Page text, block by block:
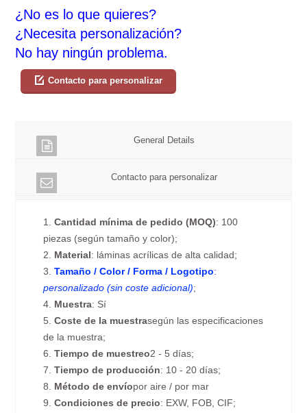
¿No es lo que quieres?
¿Necesita personalización?
No hay ningún problema.
Contacto para personalizar
General Details
Contacto para personalizar
1.Cantidad mínima de pedido (MOQ): 100
piezas (según tamaño y color);
2. Material: láminas acrílicas de alta calidad;
3.Tamaño / Color / Forma / Logotipo:
personalizado (sin coste adicional);
4. Muestra: Sí
5.Coste de la muestrasegún las especificaciones
de la muestra;
6.Tiempo de muestreo2 - 5 días;
7.Tiempo de producción: 10 - 20 días;
8. Método de envíopor aire / por mar
9.Condiciones de precio: EXW, FOB, CIF;